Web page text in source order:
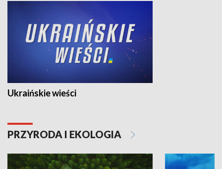
Ukraińskie wieści
PRZYRODA I EKOLOGIA